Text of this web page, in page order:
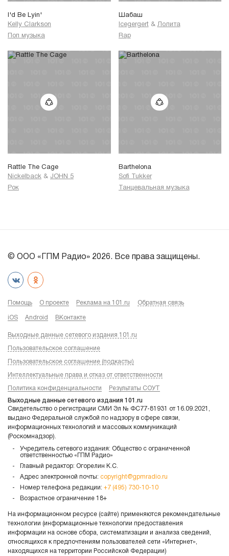
I'd Be Lyin'
Kelly Clarkson
Поп музыка
Шабаш
Icegergert & Лолита
Rap
Rattle The Cage
Nickelback & JOHN 5
Рок
Barthelona
Sofi Tukker
Танцевальная музыка
© ООО «ГПМ Радио» 2026. Все права защищены.
Помощь О проекте Реклама на 101.ru Обратная связь
iOS Android ВКонтакте
Выходные данные сетевого издания 101.ru
Пользовательское соглашение
Пользовательское соглашение (подкасты)
Интеллектуальные права и отказ от ответственности
Политика конфиденциальности Результаты СОУТ
Выходные данные сетевого издания 101.ru
Свидетельство о регистрации СМИ Эл № ФС77-81931 от 16.09.2021,
выдано Федеральной службой по надзору в сфере связи,
информационных технологий и массовых коммуникаций
(Роскомнадзор).
Учредитель сетевого издания: Общество с ограниченной
ответственностью «ГПМ Радио»
Главный редактор: Огорелин К.С.
Адрес электронной почты: copyright@gpmradio.ru
Номер телефона редакции: +7 (495) 730-10-10
Возрастное ограничение 18+
На информационном ресурсе (сайте) применяются рекомендательные
технологии (информационные технологии предоставления
информации на основе сбора, систематизации и анализа сведений,
относящихся к предпочтениям пользователей сети «Интернет»,
находящихся на территории Российской Федерации)